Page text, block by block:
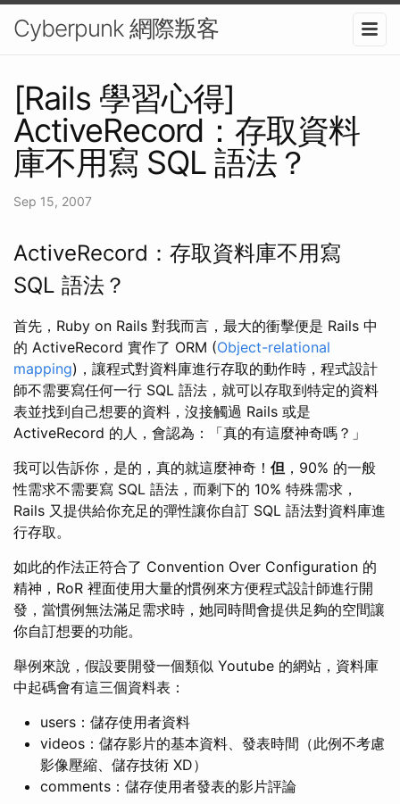
Cyberpunk 網際叛客
[Rails 學習心得]
ActiveRecord：存取資料
庫不用寫 SQL 語法？
Sep 15, 2007
ActiveRecord：存取資料庫不用寫
SQL 語法？
首先，Ruby on Rails 對我而言，最大的衝擊便是 Rails 中
的 ActiveRecord 實作了 ORM (Object-relational
mapping)，讓程式對資料庫進行存取的動作時，程式設計
師不需要寫任何一行 SQL 語法，就可以存取到特定的資料
表並找到自己想要的資料，沒接觸過 Rails 或是
ActiveRecord 的人，會認為：「真的有這麼神奇嗎？」
我可以告訴你，是的，真的就這麼神奇！ 但 ，90% 的一般
性需求不需要寫 SQL 語法，而剩下的 10% 特殊需求，
Rails 又提供給你充足的彈性讓你自訂 SQL 語法對資料庫進
行存取。
如此的作法正符合了 Convention Over Configuration 的
精神，RoR 裡面使用大量的慣例來方便程式設計師進行開
發，當慣例無法滿足需求時，她同時間會提供足夠的空間讓
你自訂想要的功能。
舉例來說，假設要開發一個類似 Youtube 的網站，資料庫
中起碼會有這三個資料表：
users：儲存使用者資料
videos：儲存影片的基本資料、發表時間（此例不考慮
影像壓縮、儲存技術 XD）
comments：儲存使用者發表的影片評論